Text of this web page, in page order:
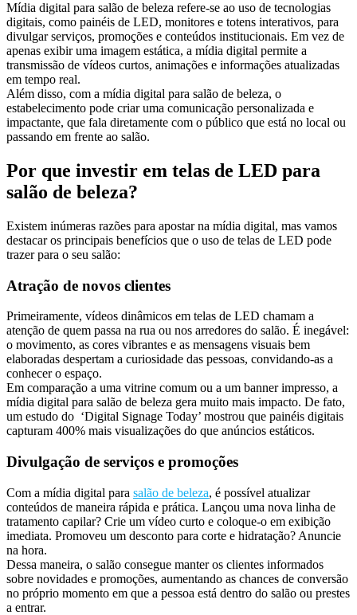
Mídia digital para salão de beleza refere-se ao uso de tecnologias
digitais, como painéis de LED, monitores e totens interativos, para
divulgar serviços, promoções e conteúdos institucionais. Em vez de
apenas exibir uma imagem estática, a mídia digital permite a
transmissão de vídeos curtos, animações e informações atualizadas
em tempo real.
Além disso, com a mídia digital para salão de beleza, o
estabelecimento pode criar uma comunicação personalizada e
impactante, que fala diretamente com o público que está no local ou
passando em frente ao salão.
Por que investir em telas de LED para
salão de beleza?
Existem inúmeras razões para apostar na mídia digital, mas vamos
destacar os principais benefícios que o uso de telas de LED pode
trazer para o seu salão:
Atração de novos clientes
Primeiramente, vídeos dinâmicos em telas de LED chamam a
atenção de quem passa na rua ou nos arredores do salão. É inegável:
o movimento, as cores vibrantes e as mensagens visuais bem
elaboradas despertam a curiosidade das pessoas, convidando-as a
conhecer o espaço.
Em comparação a uma vitrine comum ou a um banner impresso, a
mídia digital para salão de beleza gera muito mais impacto. De fato,
um estudo do ‘Digital Signage Today’ mostrou que painéis digitais
capturam 400% mais visualizações do que anúncios estáticos.
Divulgação de serviços e promoções
Com a mídia digital para salão de beleza, é possível atualizar
conteúdos de maneira rápida e prática. Lançou uma nova linha de
tratamento capilar? Crie um vídeo curto e coloque-o em exibição
imediata. Promoveu um desconto para corte e hidratação? Anuncie
na hora.
Dessa maneira, o salão consegue manter os clientes informados
sobre novidades e promoções, aumentando as chances de conversão
no próprio momento em que a pessoa está dentro do salão ou prestes
a entrar.